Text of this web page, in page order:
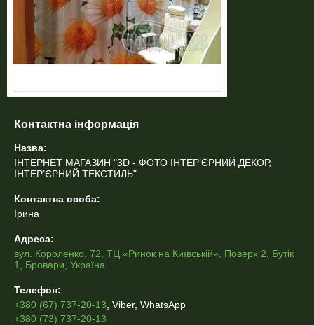
Контактна інформація
Назва:
ІНТЕРНЕТ МАГАЗИН "3D - ФОТО ІНТЕР’ЄРНИЙ ДЕКОР,
ІНТЕР’ЄРНИЙ ТЕКСТИЛЬ"
Контактна особа:
Ірина
Адреса:
вул. Короленко, 72, ТЦ «Ринок на Київській», Поверх 2, Бутік
1, Бровари, Україна
Телефон:
+380 (67) 737-20-13 , Viber, WhatsApp
+380 (73) 737-20-13